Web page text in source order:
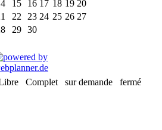
15 16 17 18 19 20
22 23 24 25 26 27
29 30
Complet sur demande fermé